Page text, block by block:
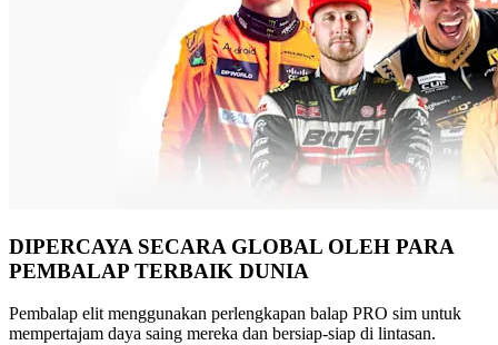
DIPERCAYA SECARA GLOBAL OLEH PARA
PEMBALAP TERBAIK DUNIA
Pembalap elit menggunakan perlengkapan balap PRO sim untuk
mempertajam daya saing mereka dan bersiap-siap di lintasan.